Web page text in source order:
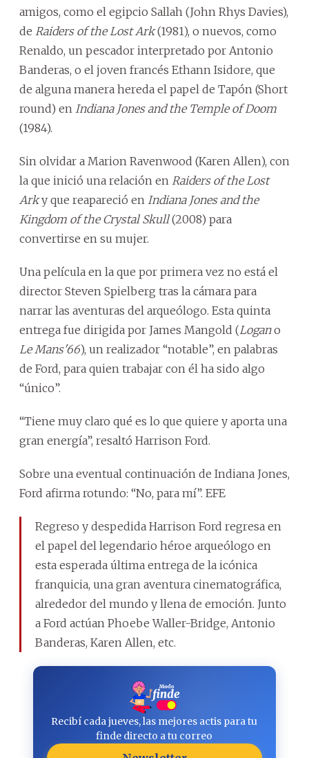
amigos, como el egipcio Sallah (John Rhys Davies),
de Raiders of the Lost Ark(1981), o nuevos, como
Renaldo, un pescador interpretado por Antonio
Banderas, o el joven francés Ethann Isidore, que
de alguna manera hereda el papel de Tapón (Short
round) en Indiana Jones and the Temple of Doom
(1984).
Sin olvidar a Marion Ravenwood (Karen Allen), con
la que inició una relación en Raiders of the Lost
Arky que reapareció en Indiana Jones and the
Kingdom of the Crystal Skull(2008) para
convertirse en su mujer.
Una película en la que por primera vez no está el
director Steven Spielberg tras la cámara para
narrar las aventuras del arqueólogo. Esta quinta
entrega fue dirigida por James Mangold (Logano
Le Mans'66), un realizador “notable”, en palabras
de Ford, para quien trabajar con él ha sido algo
“único”.
“Tiene muy claro qué es lo que quiere y aporta una
gran energía”, resaltó Harrison Ford.
Sobre una eventual continuación de Indiana Jones,
Ford afirma rotundo: “No, para mí”. EFE
Regreso y despedida Harrison Ford regresa en
el papel del legendario héroe arqueólogo en
esta esperada última entrega de la icónica
franquicia, una gran aventura cinematográfica,
alrededor del mundo y llena de emoción. Junto
a Ford actúan Phoebe Waller-Bridge, Antonio
Banderas, Karen Allen, etc.
Recibí cada jueves, las mejores actis para tu
finde directo a tu correo